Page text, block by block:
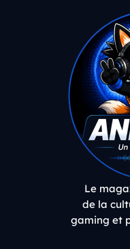
Le
de la
gaming et